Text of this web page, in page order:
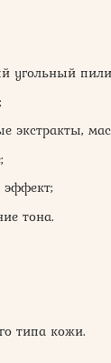
угольный
экстракты,
тона.
типа кожи.